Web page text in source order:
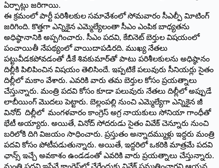
ఏర్పాట్లు జరిగాయి.
ఈ క్రమంలో పార్టీ పరిశీలకుల సమావేశంలో సోమవారం సీఎల్పీ విూటింగ్‌
జరిగింది. కొత్తగా ఎన్నికైన ఎమ్మెల్యేలంతా సీఎం ఎంపిక బాధ్యతను
అధిష్ఠానానికి అప్పగించారు. సీఎం పదవి, కేబినెట్‌ బెర్తుల విషయంలో
పంచాయితీ నేపథ్యంలో వాయిదాపడిరది. ముఖ్య నేతలు
పట్టువీడకపోవడంతో డీకే శివకుమార్‌తో పాటు పరిశీలకులను అధిష్ఠానం
దిల్లీకి పిలిపించిన విషయం తెలిసిందే. ఇప్పటికే పలువురు సీనియర్లు సైతం
దిల్లీలో మకాం వేశారు. ఎవరికి వారు తమ బెర్తుల కోసం ప్రయత్నాలు
చేస్తున్నారు. మంత్రి పదవి కోసం కూడా పలువురు నేతలు దిల్లీలో అప్పుడే
లాబీయింగ్‌ మొదలు పెట్టారు. బెల్లంపల్లి నుంచి ఎమ్మెల్యేగా ఎన్నికైన జీ
వినోద్‌ దిల్లీలో మంగళవారం కాంగ్రెస్‌ అగ్ర నాయకులు సోనియా గాంధీతో
భేటీ అయ్యారు. అయితే, వినోద్‌ సోదరుడు సైతం వివేక్‌ చెన్నూరు నుంచి
బరిలోకి దిగి విజయం సాధించారు. ప్రస్తుతం అన్నాదమ్ముళ్లు ఇద్దరు మంత్రి
పదవి కోసం పోటీపడుతున్నారు. అయితే, ఇద్దరిలో ఒకరికి మాత్రమే పదవి
ఛాన్స్‌ ఇచ్చే అవకాశం ఉండడంతో ఎవరికి వారు ప్రయత్నాలు చేస్తున్నారు.
మంత్రి పదవి ఇస్తేనే కాంగ్రెస్‌లో చేరేందుకు వివేక్‌ సమ్మతించారని ఆయన